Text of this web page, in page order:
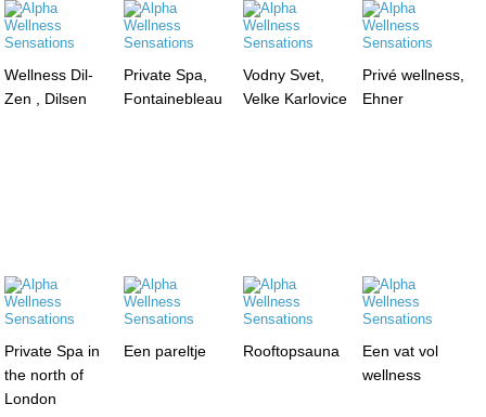
Wellness Dil-
Zen , Dilsen
Private Spa,
Fontainebleau
Vodny Svet,
Velke Karlovice
Privé wellness,
Ehner
Private Spa in
the north of
London
Een pareltje Rooftopsauna
Een vat vol
wellness